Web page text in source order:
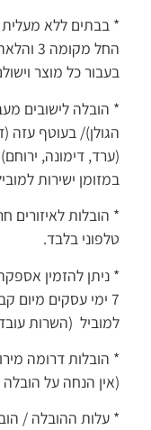
כל מוצר וישולם
ישירות למוביל.
בלבד.
להזמין אספקה
(השרות עובד
על הובלה של 2 או יותר מוצרים לאותה כתובת).
ההובלה / הובלה